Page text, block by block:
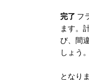
完了 フ
ます。
び、間
しょう。
となり